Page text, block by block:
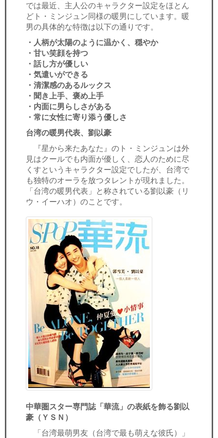
では最近、主人公のキャラクター設定をほとん
どト・ミンジュン同様の暖男にしています。暖
男の具体的な特徴は以下の通りです。
・人柄が太陽のように温かく、穏やか
・甘い笑顔を持つ
・話し方が優しい
・気遣いができる
・清潔感のあるルックス
・聞き上手、褒め上手
・内面に男らしさがある
・常に女性に寄り添う優しさ
台湾の暖男代表、劉以豪
『星から来たあなた』のト・ミンジュンは外
見はクールでも内面が優しく、恋人のために尽
くすというキャラクター設定でしたが、台湾で
も独特のオーラを放つタレントが現れました。
「台湾の暖男代表」と称されている劉以豪（リ
ウ・イーハオ）のことです。
中華圏スター専門誌「華流」の表紙を飾る劉以
豪（ＹＳＮ）
「台湾最萌男友（台湾で最も萌えな彼氏）」